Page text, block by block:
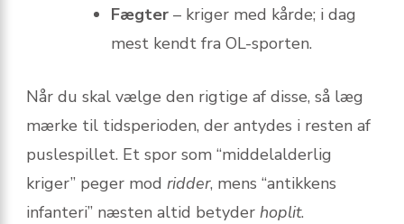
Fægter – kriger med kårde; i dag
mest kendt fra OL-sporten.
Når du skal vælge den rigtige af disse, så læg
mærke til tidsperioden, der antydes i resten af
puslespillet. Et spor som “middelalderlig
kriger” peger mod ridder, mens “antikkens
infanteri” næsten altid betyder hoplit.